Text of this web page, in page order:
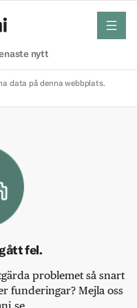
nytt
meny
data på denna webbplats.
fel.
problemet så snart
funderingar? Mejla oss